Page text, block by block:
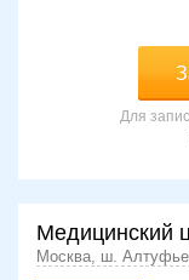
Для
Медицинский
Москва, ш.